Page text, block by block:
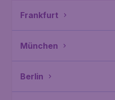
Frankfurt
München
Berlin